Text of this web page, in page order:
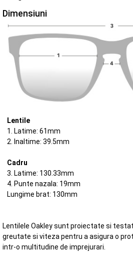
Dimensiuni
Lentile
1. Latime: 61mm
2. Inaltime: 39.5mm
Cadru
3. Latime: 130.33mm
4. Punte nazala: 19mm
Lungime brat: 130mm
Lentilele Oakley sunt proiectate si
greutate si viteza pentru a asigura o
intr-o multitudine de imprejurari.